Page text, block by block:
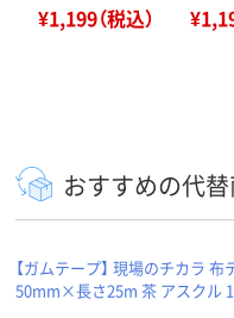
¥1,199（税込）
おすすめの代
【ガムテープ】 現場のチカラ
50mm×長さ25m 茶 アスクル